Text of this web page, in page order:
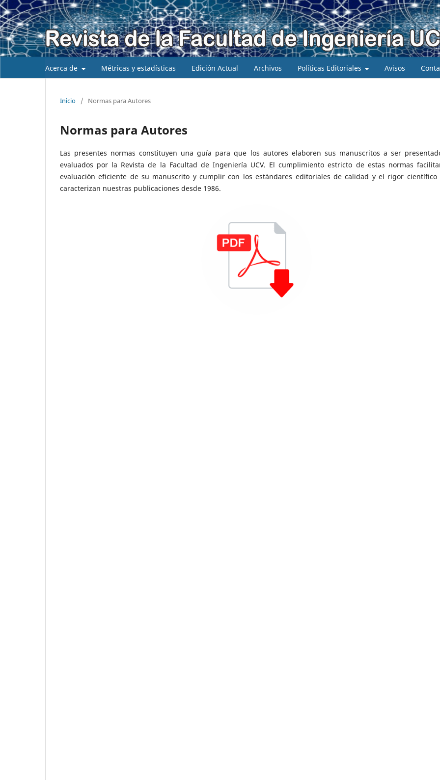
Acerca de Métricas y estadísticas Edición Actual Archivos Políticas Editoriales Avisos
Inicio / Normas para Autores
Normas para Autores
Las presentes normas constituyen una guía para que los autores elaboren sus manuscritos a ser
evaluados por la Revista de la Facultad de Ingeniería UCV. El cumplimiento estricto de estas normas
evaluación eficiente de su manuscrito y cumplir con los estándares editoriales de calidad y el rigor científico
caracterizan nuestras publicaciones desde 1986.